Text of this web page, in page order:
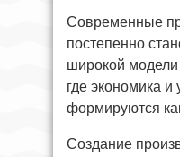
Современные
постепенно
широкой модели
где экономика и
формируются
Создание